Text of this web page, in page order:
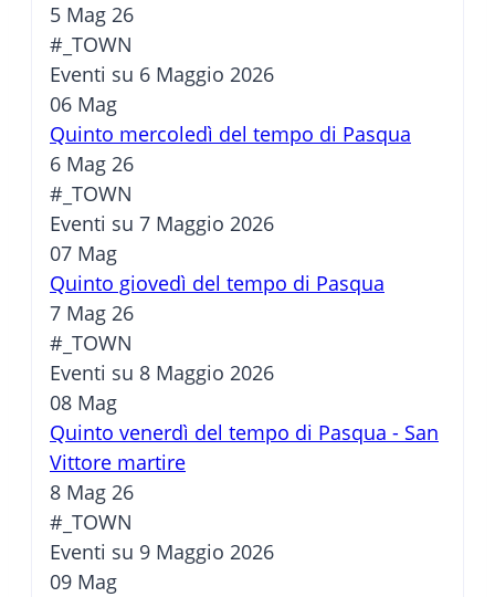
5 Mag 26
#_TOWN
Eventi su 6 Maggio 2026
06 Mag
Quinto mercoledì del tempo di Pasqua
6 Mag 26
#_TOWN
Eventi su 7 Maggio 2026
07 Mag
Quinto giovedì del tempo di Pasqua
7 Mag 26
#_TOWN
Eventi su 8 Maggio 2026
08 Mag
Quinto venerdì del tempo di Pasqua - San
Vittore martire
8 Mag 26
#_TOWN
Eventi su 9 Maggio 2026
09 Mag